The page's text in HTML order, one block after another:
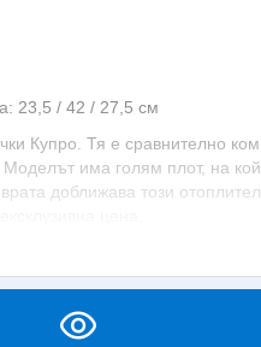
23,5 / 42 / 27,5 см
Купро. Тя е сравнително
има голям плот, на
доближава този
печка
на нашите баби и майки, но
Факт е, че